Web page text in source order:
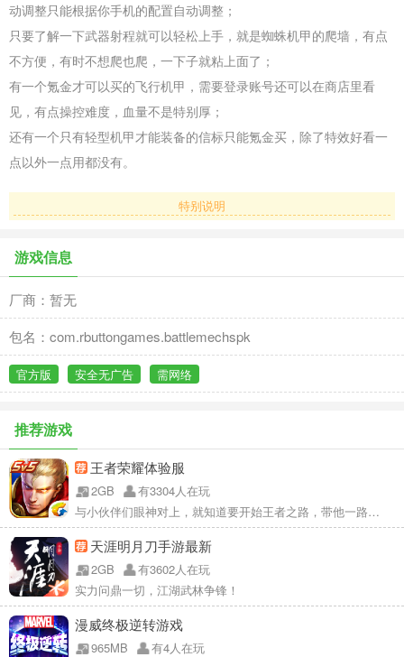
动调整只能根据你手机的配置自动调整；
只要了解一下武器射程就可以轻松上手，就是蜘蛛机甲的爬墙，有点
不方便，有时不想爬也爬，一下子就粘上面了；
有一个氪金才可以买的飞行机甲，需要登录账号还可以在商店里看
见，有点操控难度，血量不是特别厚；
还有一个只有轻型机甲才能装备的信标只能氪金买，除了特效好看一
点以外一点用都没有。
特别说明
游戏信息
厂商：暂无
包名：com.rbuttongames.battlemechspk
官方版 安全无广告 需网络
推荐游戏
王者荣耀体验服
2GB
有3304人在玩
与小伙伴们眼神对上，就知道要开始王者之路，带他一路超神。
天涯明月刀手游最新
2GB
有3602人在玩
实力问鼎一切，江湖武林争锋！
漫威终极逆转游戏
965MB
有4人在玩